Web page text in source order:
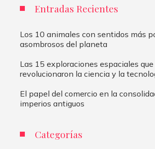
Entradas Recientes
Los 10 animales con sentidos más
asombrosos del planeta
Las 15 exploraciones espaciales que
revolucionaron la ciencia y la
El papel del comercio en la
imperios antiguos
Categorías